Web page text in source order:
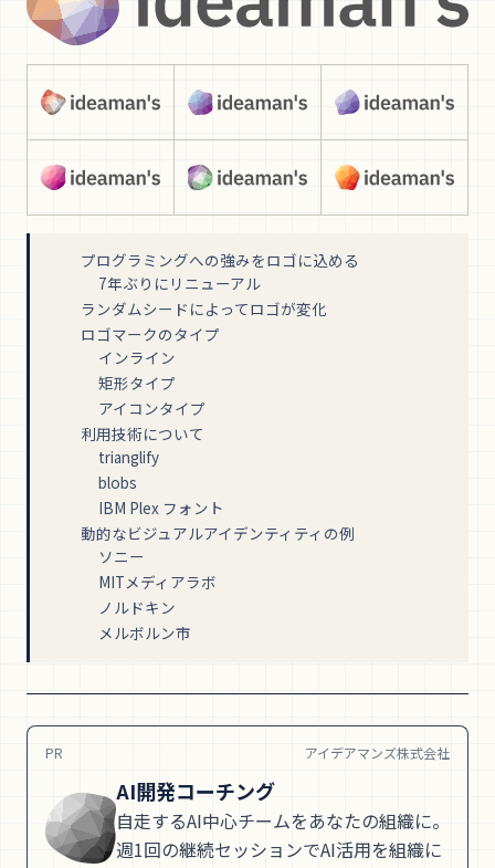
プログラミングへの強みをロゴに込める
7年ぶりにリニューアル
ランダムシードによってロゴが変化
ロゴマークのタイプ
インライン
矩形タイプ
アイコンタイプ
利用技術について
trianglify
blobs
IBM Plex フォント
動的なビジュアルアイデンティティの例
ソニー
MITメディアラボ
ノルドキン
メルボルン市
PR アイデアマンズ株式会社
AI開発コーチング
自走するAI中心チームをあなたの組織に。
週1回の継続セッションでAI活用を組織に